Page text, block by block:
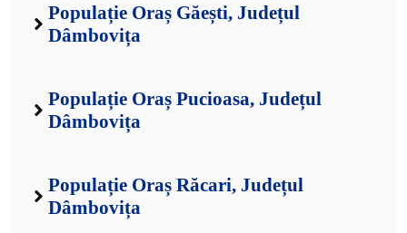
Populație Oraș Găești, Județul
Dâmbovița
Populație Oraș Pucioasa, Județul
Dâmbovița
Populație Oraș Răcari, Județul
Dâmbovița